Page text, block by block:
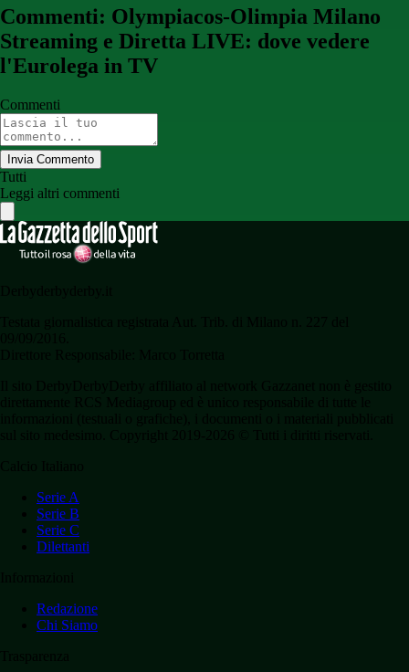
Commenti: Olympiacos-Olimpia Milano
Streaming e Diretta LIVE: dove vedere
l'Eurolega in TV
Commenti
Invia Commento
Tutti
Leggi altri commenti
Serie A
Serie B
Serie C
Dilettanti
Redazione
Chi Siamo